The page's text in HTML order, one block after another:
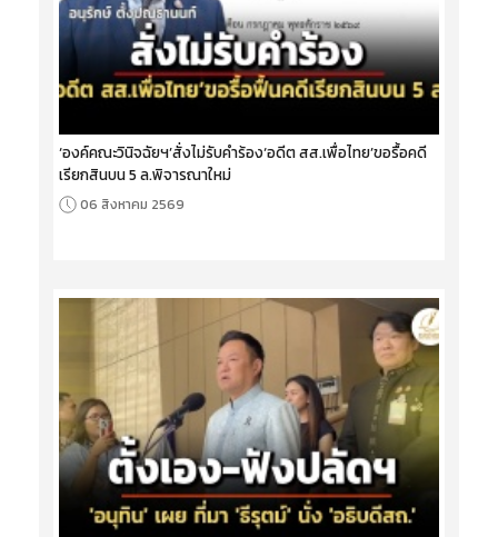
‘องค์คณะวินิจฉัยฯ’สั่งไม่รับคำร้อง‘อดีต สส.เพื่อไทย’ขอรื้อคดี
เรียกสินบน 5 ล.พิจารณาใหม่
06 สิงหาคม 2569